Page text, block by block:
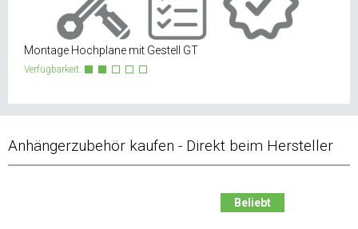
Montage Hochplane mit Gestell GT
Verfügbarkeit:
Anhängerzubehör kaufen - Direkt beim Hersteller
Beliebt